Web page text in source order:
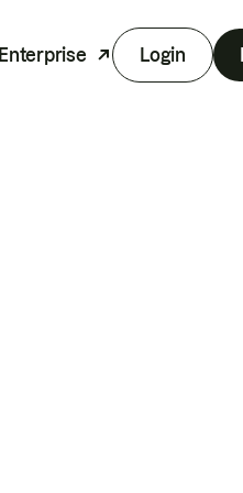
Enterprise Login